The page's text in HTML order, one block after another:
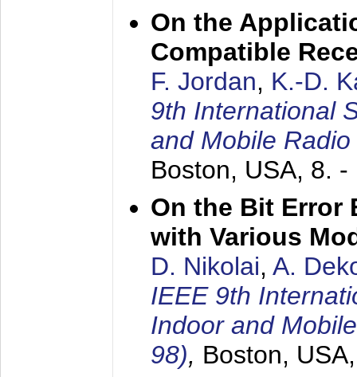
On the
Compatible
F. Jordan, K.-D.
9th International
and Mobile
Boston, USA, 8. -
On the Bit Error
with Various
D. Nikolai, A.
IEEE 9th
Indoor and
98), Boston,